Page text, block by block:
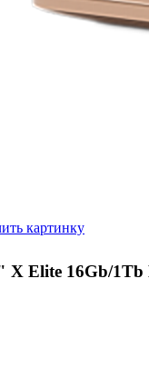
картинку
X Elite 16Gb/1Tb